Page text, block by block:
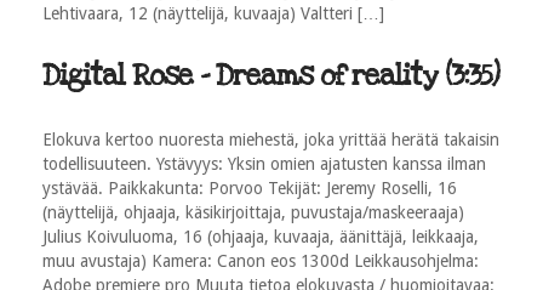
Lehtivaara, 12 (näyttelijä, kuvaaja) Valtteri […]
Digital Rose - Dreams of reality (3:35)
Elokuva kertoo nuoresta miehestä, joka yrittää herätä takaisin
todellisuuteen. Ystävyys: Yksin omien ajatusten kanssa ilman
ystävää. Paikkakunta: Porvoo Tekijät: Jeremy Roselli, 16
(näyttelijä, ohjaaja, käsikirjoittaja, puvustaja/maskeeraaja)
Julius Koivuluoma, 16 (ohjaaja, kuvaaja, äänittäjä, leikkaaja,
muu avustaja) Kamera: Canon eos 1300d Leikkausohjelma:
Adobe premiere pro Muuta tietoa elokuvasta / huomioitavaa: